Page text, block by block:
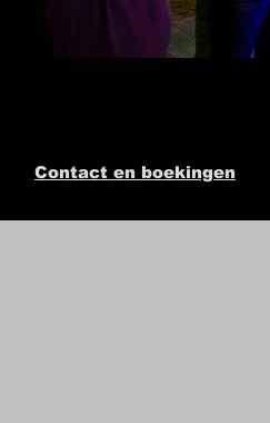
Contact en boekingen